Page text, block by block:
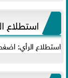
استطلاع
استطلاع الرأي: